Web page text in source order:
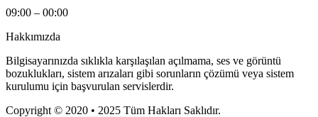
09:00 – 00:00
Hakkımızda
Bilgisayarınızda sıklıkla karşılaşılan açılmama, ses ve görüntü
bozuklukları, sistem arızaları gibi sorunların çözümü veya sistem
kurulumu için başvurulan servislerdir.
Copyright © 2020 • 2025 Tüm Hakları Saklıdır.